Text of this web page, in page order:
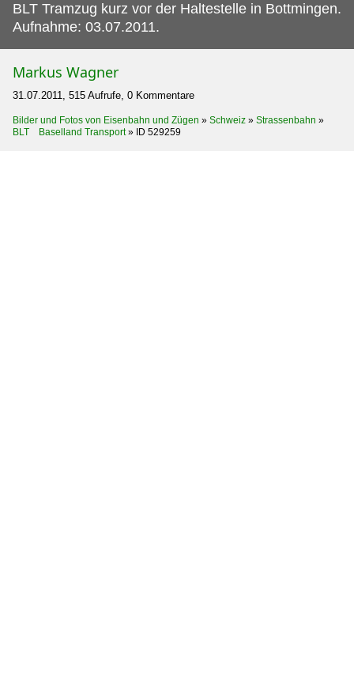
BLT Tramzug kurz vor der Haltestelle in Bottmingen.
Aufnahme: 03.07.2011.
Markus Wagner
31.07.2011, 515 Aufrufe, 0 Kommentare
Bilder und Fotos von Eisenbahn und Zügen » Schweiz » Strassenbahn »
BLT Baselland Transport» ID 529259